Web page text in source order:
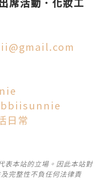
日常
表本站的立場。因此本站對
完整性不負任何法律責